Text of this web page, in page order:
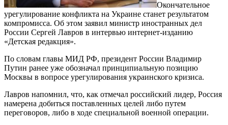
Окончательное
урегулирование конфликта на Украине станет результатом
компромисса. Об этом заявил министр иностранных дел
России Сергей Лавров в интервью интернет-изданию
«Детская редакция».
По словам главы МИД РФ, президент России Владимир
Путин ранее уже обозначал принципиальную позицию
Москвы в вопросе урегулирования украинского кризиса.
Лавров напомнил, что, как отмечал российский лидер, Россия
намерена добиться поставленных целей либо путем
переговоров, либо в ходе специальной военной операции.